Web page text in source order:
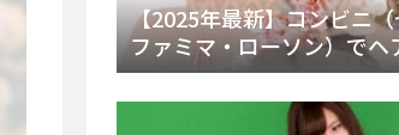
【2025年最新】コンビニ
ファミマ・ローソン）でヘ
ーは売ってる？販売場所と
類・値段を徹底調査！